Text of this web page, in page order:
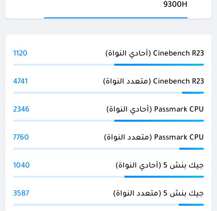
9300H
Cinebench R23 (أحادي النواة) 1120
Cinebench R23 (متعدد النواة) 4741
Passmark CPU (أحادي النواة) 2346
Passmark CPU (متعدد النواة) 7760
جيك بنش 5 (أحادي النواة) 1040
جيك بنش 5 (متعدد النواة) 3587